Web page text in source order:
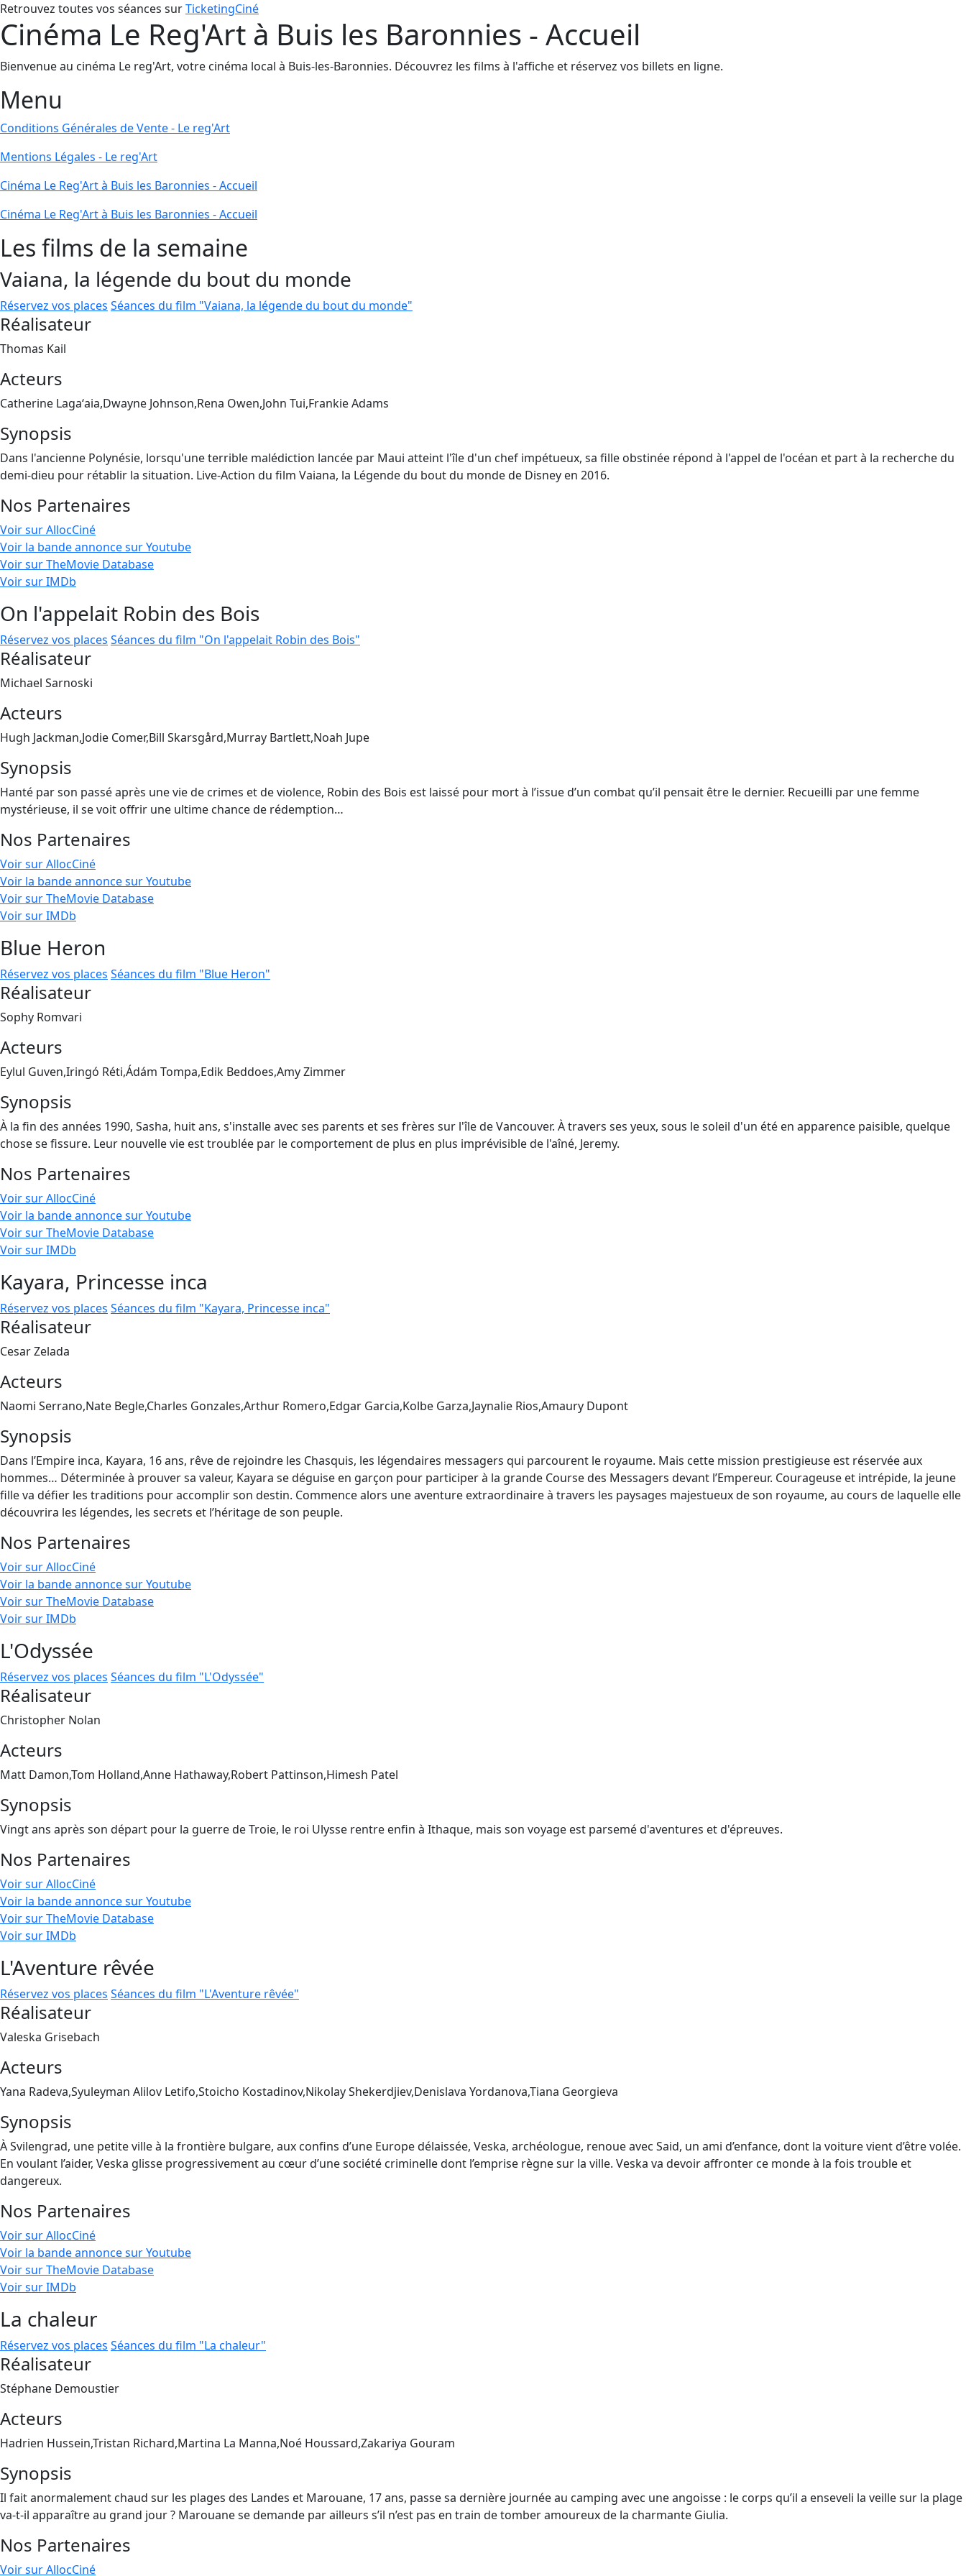
Retrouvez toutes vos séances surTicketingCiné
Cinéma Le Reg'Art à Buis les Baronnies - Accueil
Bienvenue au cinéma Le reg'Art, votre cinéma local à Buis-les-Baronnies. Découvrez les films à l'affiche et réservez vos billets en ligne.
Menu
Conditions Générales de Vente - Le reg'Art
Mentions Légales - Le reg'Art
Cinéma Le Reg'Art à Buis les Baronnies - Accueil
Cinéma Le Reg'Art à Buis les Baronnies - Accueil
Les films de la semaine
Vaiana, la légende du bout du monde
Réservez vos places Séances du film "Vaiana, la légende du bout du monde"
Réalisateur
Thomas Kail
Acteurs
Catherine Lagaʻaia,Dwayne Johnson,Rena Owen,John Tui,Frankie Adams
Synopsis
Dans l'ancienne Polynésie, lorsqu'une terrible malédiction lancée par Maui atteint l'île d'un chef impétueux, sa fille obstinée répond à l'appel de l'océan et part à la recherche du
demi-dieu pour rétablir la situation. Live-Action du film Vaiana, la Légende du bout du monde de Disney en 2016.
Nos Partenaires
Voir sur AllocCiné
Voir la bande annonce sur Youtube
Voir sur TheMovie Database
Voir sur IMDb
On l'appelait Robin des Bois
Réservez vos places Séances du film "On l'appelait Robin des Bois"
Réalisateur
Michael Sarnoski
Acteurs
Hugh Jackman,Jodie Comer,Bill Skarsgård,Murray Bartlett,Noah Jupe
Synopsis
Hanté par son passé après une vie de crimes et de violence, Robin des Bois est laissé pour mort à l’issue d’un combat qu’il pensait être le dernier. Recueilli par une femme
mystérieuse, il se voit offrir une ultime chance de rédemption…
Nos Partenaires
Voir sur AllocCiné
Voir la bande annonce sur Youtube
Voir sur TheMovie Database
Voir sur IMDb
Blue Heron
Réservez vos places Séances du film "Blue Heron"
Réalisateur
Sophy Romvari
Acteurs
Eylul Guven,Iringó Réti,Ádám Tompa,Edik Beddoes,Amy Zimmer
Synopsis
À la fin des années 1990, Sasha, huit ans, s'installe avec ses parents et ses frères sur l'île de Vancouver. À travers ses yeux, sous le soleil d'un été en apparence paisible, quelque
chose se fissure. Leur nouvelle vie est troublée par le comportement de plus en plus imprévisible de l'aîné, Jeremy.
Nos Partenaires
Voir sur AllocCiné
Voir la bande annonce sur Youtube
Voir sur TheMovie Database
Voir sur IMDb
Kayara, Princesse inca
Réservez vos places Séances du film "Kayara, Princesse inca"
Réalisateur
Cesar Zelada
Acteurs
Naomi Serrano,Nate Begle,Charles Gonzales,Arthur Romero,Edgar Garcia,Kolbe Garza,Jaynalie Rios,Amaury Dupont
Synopsis
Dans l’Empire inca, Kayara, 16 ans, rêve de rejoindre les Chasquis, les légendaires messagers qui parcourent le royaume. Mais cette mission prestigieuse est réservée aux
hommes… Déterminée à prouver sa valeur, Kayara se déguise en garçon pour participer à la grande Course des Messagers devant l’Empereur. Courageuse et intrépide, la jeune
fille va défier les traditions pour accomplir son destin. Commence alors une aventure extraordinaire à travers les paysages majestueux de son royaume, au cours de laquelle elle
découvrira les légendes, les secrets et l’héritage de son peuple.
Nos Partenaires
Voir sur AllocCiné
Voir la bande annonce sur Youtube
Voir sur TheMovie Database
Voir sur IMDb
L'Odyssée
Réservez vos places Séances du film "L'Odyssée"
Réalisateur
Christopher Nolan
Acteurs
Matt Damon,Tom Holland,Anne Hathaway,Robert Pattinson,Himesh Patel
Synopsis
Vingt ans après son départ pour la guerre de Troie, le roi Ulysse rentre enfin à Ithaque, mais son voyage est parsemé d'aventures et d'épreuves.
Nos Partenaires
Voir sur AllocCiné
Voir la bande annonce sur Youtube
Voir sur TheMovie Database
Voir sur IMDb
L'Aventure rêvée
Réservez vos places Séances du film "L'Aventure rêvée"
Réalisateur
Valeska Grisebach
Acteurs
Yana Radeva,Syuleyman Alilov Letifo,Stoicho Kostadinov,Nikolay Shekerdjiev,Denislava Yordanova,Tiana Georgieva
Synopsis
À Svilengrad, une petite ville à la frontière bulgare, aux confins d’une Europe délaissée, Veska, archéologue, renoue avec Said, un ami d’enfance, dont la voiture vient d’être volée.
En voulant l’aider, Veska glisse progressivement au cœur d’une société criminelle dont l’emprise règne sur la ville. Veska va devoir affronter ce monde à la fois trouble et
dangereux.
Nos Partenaires
Voir sur AllocCiné
Voir la bande annonce sur Youtube
Voir sur TheMovie Database
Voir sur IMDb
La chaleur
Réservez vos places Séances du film "La chaleur"
Réalisateur
Stéphane Demoustier
Acteurs
Hadrien Hussein,Tristan Richard,Martina La Manna,Noé Houssard,Zakariya Gouram
Synopsis
Il fait anormalement chaud sur les plages des Landes et Marouane, 17 ans, passe sa dernière journée au camping avec une angoisse : le corps qu’il a enseveli la veille sur la plage
va-t-il apparaître au grand jour ? Marouane se demande par ailleurs s’il n’est pas en train de tomber amoureux de la charmante Giulia.
Nos Partenaires
Voir sur AllocCiné